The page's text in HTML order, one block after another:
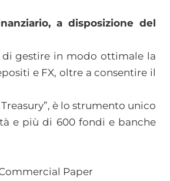
a disposizione del
di gestire in modo ottimale la
e FX, oltre a consentire il
è lo strumento unico
e più di 600 fondi e banche
Paper